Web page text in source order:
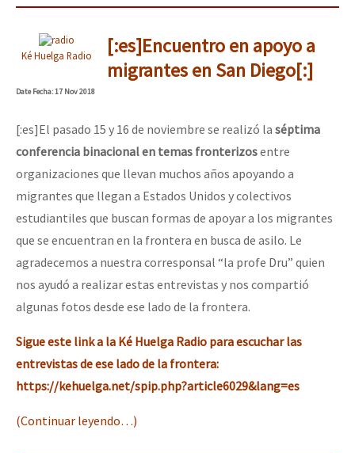
Ké Huelga Radio
[:es]Encuentro en apoyo a
migrantes en San Diego[:]
DateFecha: 17 Nov 2018
[:es]El pasado 15 y 16 de noviembre se realizó la séptima
conferencia binacional en temas fronterizosentre
organizaciones que llevan muchos años apoyando a
migrantes que llegan a Estados Unidos y colectivos
estudiantiles que buscan formas de apoyar a los migrantes
que se encuentran en la frontera en busca de asilo. Le
agradecemos a nuestra corresponsal “la profe Dru” quien
nos ayudó a realizar estas entrevistas y nos compartió
algunas fotos desde ese lado de la frontera.
Sigue este link a la Ké Huelga Radio para escuchar las
entrevistas de ese lado de la frontera:
https://kehuelga.net/spip.php?article6029&lang=es
(Continuar leyendo…)